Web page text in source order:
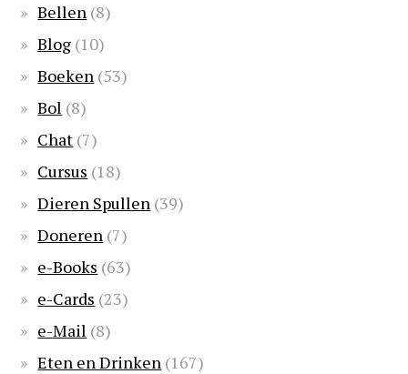
Bellen (8)
Blog (10)
Boeken (53)
Bol (8)
Chat (7)
Cursus (18)
Dieren Spullen (39)
Doneren (7)
e-Books (63)
e-Cards (23)
e-Mail (8)
Eten en Drinken (167)